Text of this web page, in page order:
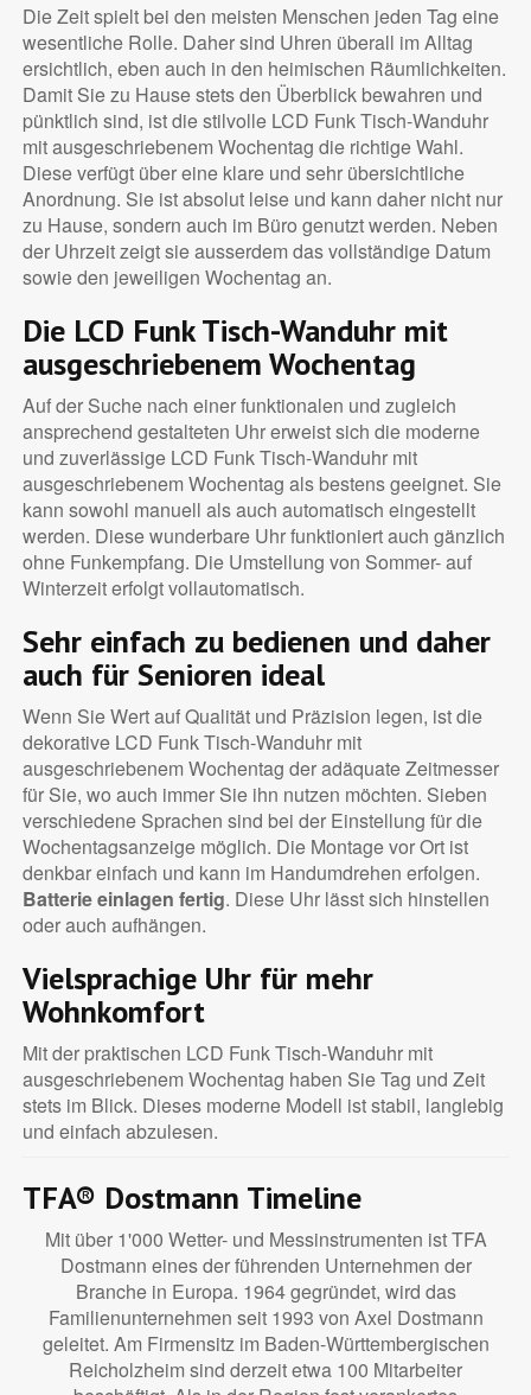
Die Zeit spielt bei den meisten Menschen jeden Tag eine
wesentliche Rolle. Daher sind Uhren überall im Alltag
ersichtlich, eben auch in den heimischen Räumlichkeiten.
Damit Sie zu Hause stets den Überblick bewahren und
pünktlich sind, ist die stilvolle LCD Funk Tisch-Wanduhr
mit ausgeschriebenem Wochentag die richtige Wahl.
Diese verfügt über eine klare und sehr übersichtliche
Anordnung. Sie ist absolut leise und kann daher nicht nur
zu Hause, sondern auch im Büro genutzt werden. Neben
der Uhrzeit zeigt sie ausserdem das vollständige Datum
sowie den jeweiligen Wochentag an.
Die LCD Funk Tisch-Wanduhr mit
ausgeschriebenem Wochentag
Auf der Suche nach einer funktionalen und zugleich
ansprechend gestalteten Uhr erweist sich die moderne
und zuverlässige LCD Funk Tisch-Wanduhr mit
ausgeschriebenem Wochentag als bestens geeignet. Sie
kann sowohl manuell als auch automatisch eingestellt
werden. Diese wunderbare Uhr funktioniert auch gänzlich
ohne Funkempfang. Die Umstellung von Sommer- auf
Winterzeit erfolgt vollautomatisch.
Sehr einfach zu bedienen und daher
auch für Senioren ideal
Wenn Sie Wert auf Qualität und Präzision legen, ist die
dekorative LCD Funk Tisch-Wanduhr mit
ausgeschriebenem Wochentag der adäquate Zeitmesser
für Sie, wo auch immer Sie ihn nutzen möchten. Sieben
verschiedene Sprachen sind bei der Einstellung für die
Wochentagsanzeige möglich. Die Montage vor Ort ist
denkbar einfach und kann im Handumdrehen erfolgen.
Batterie einlagen fertig. Diese Uhr lässt sich hinstellen
oder auch aufhängen.
Vielsprachige Uhr für mehr
Wohnkomfort
Mit der praktischen LCD Funk Tisch-Wanduhr mit
ausgeschriebenem Wochentag haben Sie Tag und Zeit
stets im Blick. Dieses moderne Modell ist stabil, langlebig
und einfach abzulesen.
TFA® Dostmann Timeline
Mit über 1'000 Wetter- und Messinstrumenten ist TFA
Dostmann eines der führenden Unternehmen der
Branche in Europa. 1964 gegründet, wird das
Familienunternehmen seit 1993 von Axel Dostmann
geleitet. Am Firmensitz im Baden-Württembergischen
Reicholzheim sind derzeit etwa 100 Mitarbeiter